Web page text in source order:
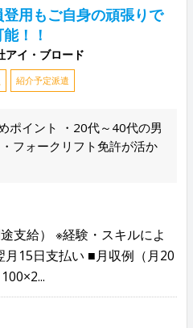
登用もご自身の頑張りで
！！
アイ・ブロード
紹介予定派遣
ポイント ・20代～40代の男
フォークリフト免許が活か
支給） ※経験・スキルによ
15日支払い ■月収例（月20